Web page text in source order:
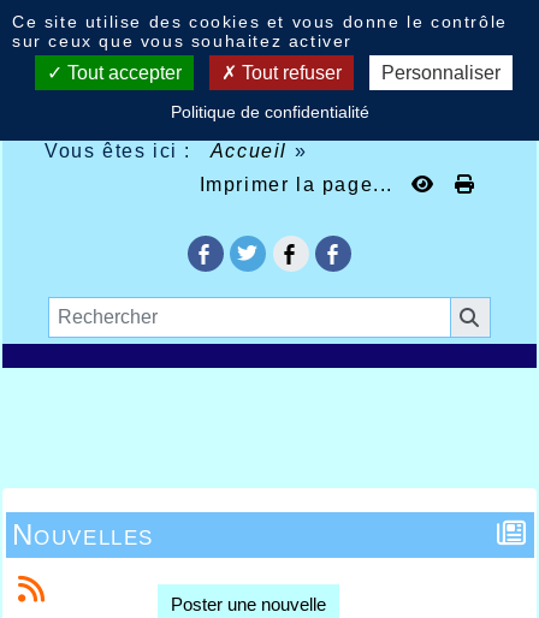
Vous êtes ici : Accueil »
Imprimer la page...
Nouvelles
Poster une nouvelle
Ce site utilise des cookies et vous donne le contrôle
sur ceux que vous souhaitez activer
Tout accepter Tout refuser Personnaliser
Politique de confidentialité